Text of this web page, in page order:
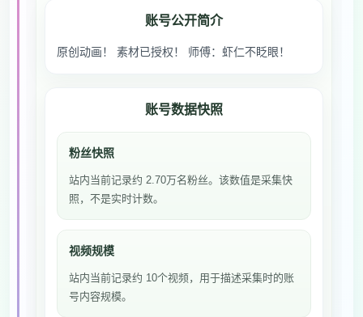
账号公开简介
原创动画！ 素材已授权！ 师傅：虾仁不眨眼！
账号数据快照
粉丝快照
站内当前记录约 2.70万名粉丝。该数值是采集快
照，不是实时计数。
视频规模
站内当前记录约 10个视频，用于描述采集时的账
号内容规模。